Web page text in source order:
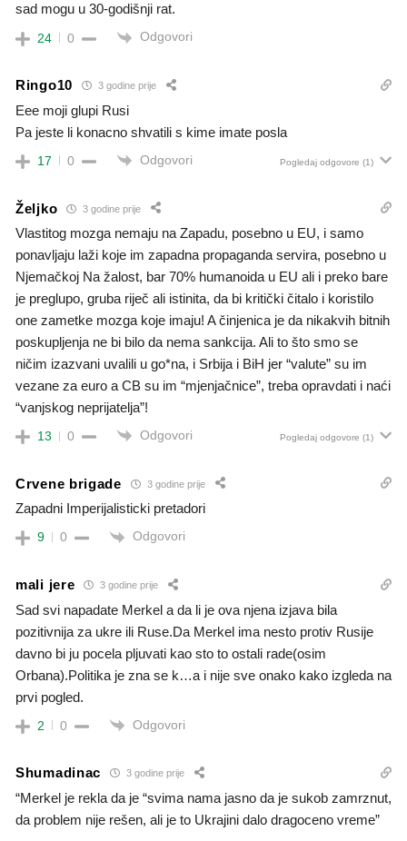
sad mogu u 30-godišnji rat.
24 0 Odgovori
Ringo10 3 godine prije
Eee moji glupi Rusi
Pa jeste li konacno shvatili s kime imate posla
17 0 Odgovori Pogledaj odgovore (1)
Željko 3 godine prije
Vlastitog mozga nemaju na Zapadu, posebno u EU, i samo
ponavljaju laži koje im zapadna propaganda servira, posebno u
Njemačkoj Na žalost, bar 70% humanoida u EU ali i preko bare
je preglupo, gruba riječ ali istinita, da bi kritički čitalo i koristilo
one zametke mozga koje imaju! A činjenica je da nikakvih bitnih
poskupljenja ne bi bilo da nema sankcija. Ali to što smo se
ničim izazvani uvalili u go*na, i Srbija i BiH jer “valute” su im
vezane za euro a CB su im “mjenjačnice”, treba opravdati i naći
“vanjskog neprijatelja”!
13 0 Odgovori Pogledaj odgovore (1)
Crvene brigade 3 godine prije
Zapadni Imperijalisticki pretadori
9 0 Odgovori
mali jere 3 godine prije
Sad svi napadate Merkel a da li je ova njena izjava bila
pozitivnija za ukre ili Ruse.Da Merkel ima nesto protiv Rusije
davno bi ju pocela pljuvati kao sto to ostali rade(osim
Orbana).Politika je zna se k…a i nije sve onako kako izgleda na
prvi pogled.
2 0 Odgovori
Shumadinac 3 godine prije
“Merkel je rekla da je “svima nama jasno da je sukob zamrznut,
da problem nije rešen, ali je to Ukrajini dalo dragoceno vreme”